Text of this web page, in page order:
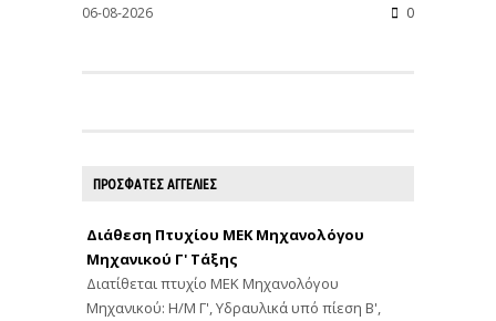
06-08-2026 0
ΠΡΟΣΦΑΤΕΣ ΑΓΓΕΛΙΕΣ
Διάθεση Πτυχίου ΜΕΚ Μηχανολόγου
Μηχανικού Γ' Τάξης
Διατίθεται πτυχίο ΜΕΚ Μηχανολόγου
Μηχανικού: Η/Μ Γ', Υδραυλικά υπό πίεση Β',